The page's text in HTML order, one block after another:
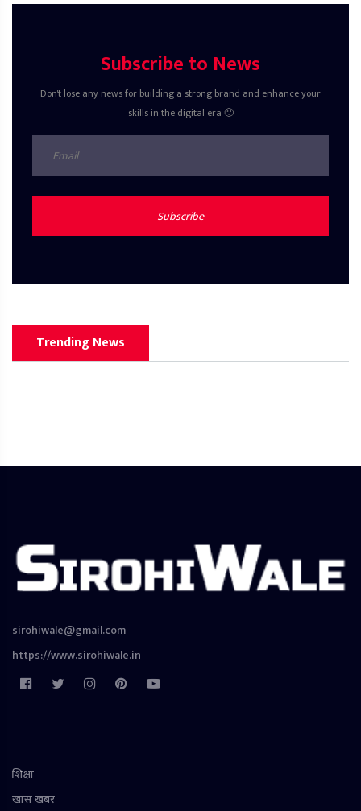
Subscribe to News
Don't lose any news for building a strong brand and enhance your
skills in the digital era 🙂
Subscribe
Trending News
sirohiwale@gmail.com
https://www.sirohiwale.in
शिक्षा
खास खबर